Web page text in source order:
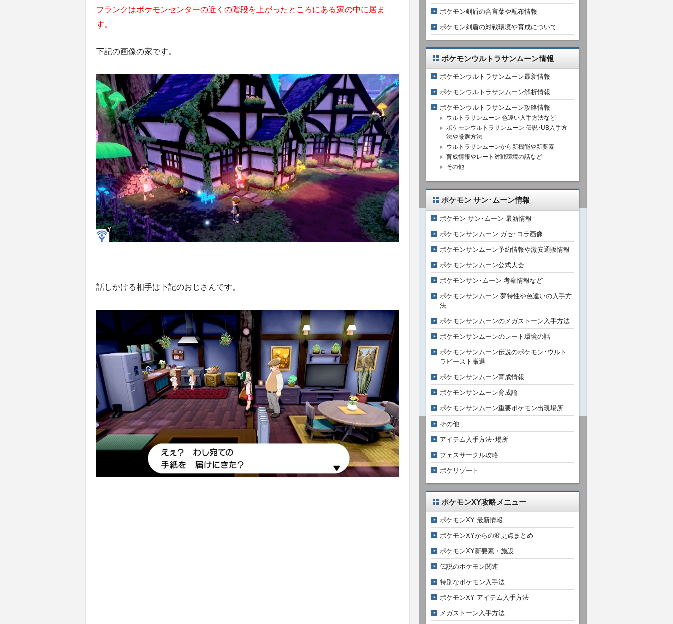
フランクはポケモンセンターの近くの階段を上がったところにある家の中に居ま
す。
下記の画像の家です。
話しかける相手は下記のおじさんです。
ポケモン剣盾の合言葉や配布情報
ポケモン剣盾の対戦環境や育成について
ポケモンウルトラサンムーン情報
ポケモンウルトラサンムーン最新情報
ポケモンウルトラサンムーン解析情報
ポケモンウルトラサンムーン攻略情報
ウルトラサンムーン 色違い入手方法など
ポケモンウルトラサンムーン 伝説･UB入手方
法や厳選方法
ウルトラサンムーンから新機能や新要素
育成情報やレート対戦環境の話など
その他
ポケモン サン･ムーン情報
ポケモン サン･ムーン 最新情報
ポケモンサンムーン ガセ･コラ画像
ポケモンサンムーン予約情報や激安通販情報
ポケモンサンムーン公式大会
ポケモンサン･ムーン 考察情報など
ポケモンサンムーン 夢特性や色違いの入手方
法
ポケモンサンムーンのメガストーン入手方法
ポケモンサンムーンのレート環境の話
ポケモンサンムーン伝説のポケモン･ウルト
ラビースト厳選
ポケモンサンムーン育成情報
ポケモンサンムーン育成論
ポケモンサンムーン重要ポケモン出現場所
その他
アイテム入手方法･場所
フェスサークル攻略
ポケリゾート
ポケモンXY攻略メニュー
ポケモンXY 最新情報
ポケモンXYからの変更点まとめ
ポケモンXY新要素・施設
伝説のポケモン関連
特別なポケモン入手法
ポケモンXY アイテム入手方法
メガストーン入手方法